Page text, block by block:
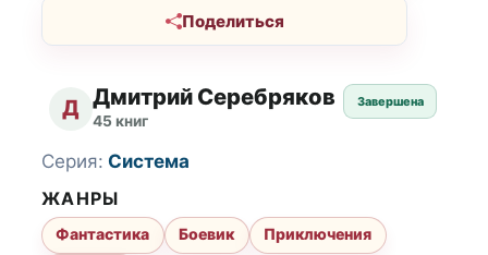
Поделиться
Д Дмитрий Серебряков
45 книг
Завершена
Серия: Система
ЖАНРЫ
Фантастика Боевик
Приключения